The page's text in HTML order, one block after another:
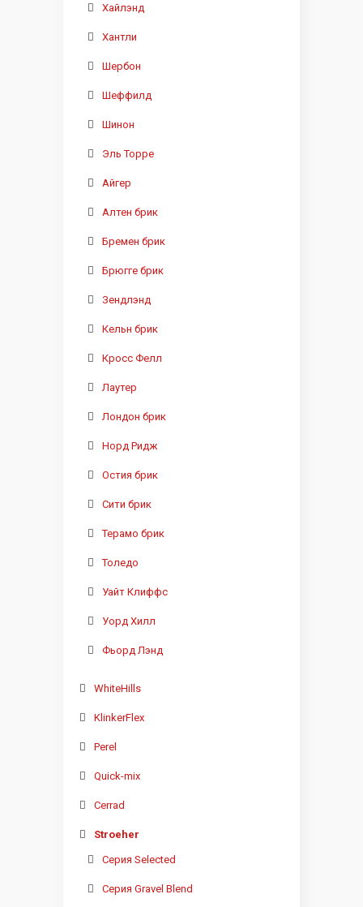
Хайлэнд
Хантли
Шербон
Шеффилд
Шинон
Эль Торре
Айгер
Алтен брик
Бремен брик
Брюгге брик
Зендлэнд
Кельн брик
Кросс Фелл
Лаутер
Лондон брик
Норд Ридж
Остия брик
Сити брик
Терамо брик
Толедо
Уайт Клиффс
Уорд Хилл
Фьорд Лэнд
WhiteHills
KlinkerFlex
Perel
Quick-mix
Cerrad
Stroeher
Серия Selected
Серия Gravel Blend